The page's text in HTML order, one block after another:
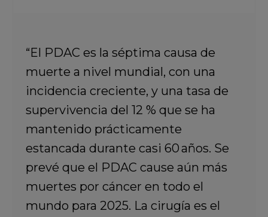
“El PDAC es la séptima causa de
muerte a nivel mundial, con una
incidencia creciente, y una tasa de
supervivencia del 12 % que se ha
mantenido prácticamente
estancada durante casi 60 años. Se
prevé que el PDAC cause aún más
muertes por cáncer en todo el
mundo para 2025. La cirugía es el